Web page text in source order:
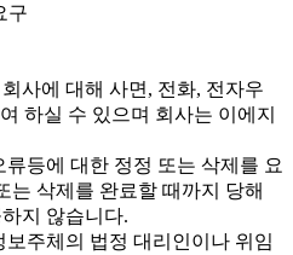
구
사에 대해 사면, 전화, 전자우
하실 수 있으며 회사는 이에지
등에 대한 정정 또는 삭제를 요
는 삭제를 완료할 때까지 당해
지 않습니다.
주체의 법정 대리인이나 위임